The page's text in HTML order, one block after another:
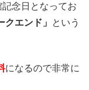
念日となってお
クエンド」
という
になるので非常に